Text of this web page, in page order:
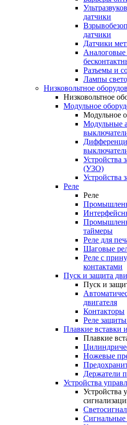
датчики
датчики
Датчики
Разъемы и
Лампы
Низковольтное
Низковольтное
Модульное
Модульное
Модульные
Устройства
(УЗО)
Устройства
Реле
Реле
таймеры
Реле для
Шаговые
Реле с
контактами
Пуск и защита
Пуск и
двигателя
Контакторы
Реле защиты
Плавкие вставки
Плавкие
Ножевые
Держатели
Устройства
Устройства